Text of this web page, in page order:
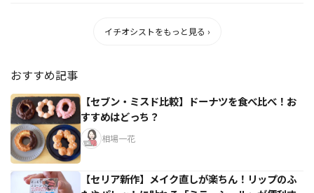
イチオシストをもっと見る ›
おすすめ記事
【セブン・ミスド比較】ドーナツを食べ比べ！お
すすめはどっち？
相場一花
【セリア新作】メイク直しが楽ちん！リップのふ